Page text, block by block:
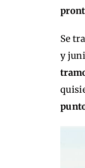
Se
y